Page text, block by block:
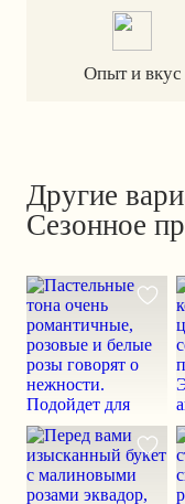
Опыт и вкус
Другие
Сезонное